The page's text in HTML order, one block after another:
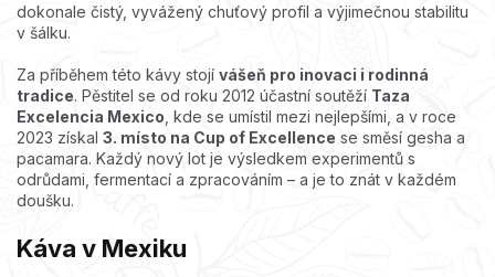
dokonale čistý, vyvážený chuťový profil a výjimečnou stabilitu
v šálku.
Za příběhem této kávy stojí vášeň pro inovaci i rodinná
tradice. Pěstitel se od roku 2012 účastní soutěží Taza
Excelencia Mexico , kde se umístil mezi nejlepšími, a v roce
2023 získal 3. místo na Cup of Excellence se směsí gesha a
pacamara. Každý nový lot je výsledkem experimentů s
odrůdami, fermentací a zpracováním – a je to znát v každém
doušku.
Káva v Mexiku